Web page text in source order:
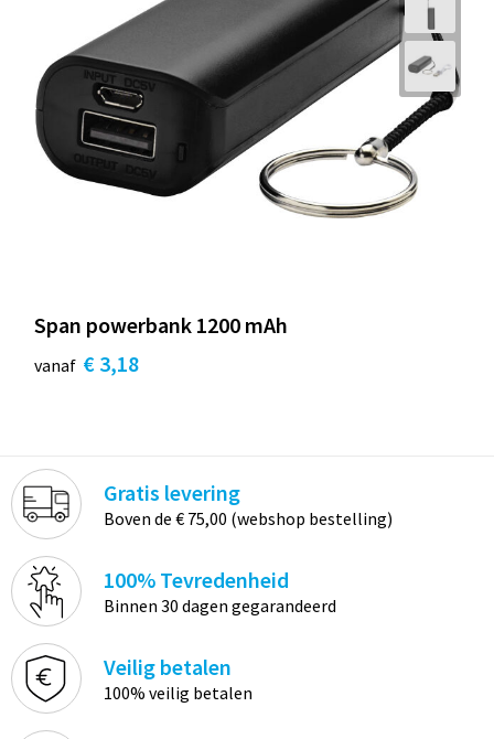
Span powerbank 1200 mAh
vanaf € 3,18
Gratis levering
Boven de € 75,00 (webshop bestelling)
100% Tevredenheid
Binnen 30 dagen gegarandeerd
Veilig betalen
100% veilig betalen